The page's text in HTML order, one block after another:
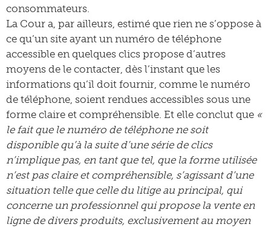
consommateurs.
La Cour a, par ailleurs, estimé que rien ne s’oppose à
ce qu’un site ayant un numéro de téléphone
accessible en quelques clics propose d’autres
moyens de le contacter, dès l’instant que les
informations qu’il doit fournir, comme le numéro
de téléphone, soient rendues accessibles sous une
forme claire et compréhensible. Et elle conclut que «
le fait que le numéro de téléphone ne soit
disponible qu’à la suite d’une série de clics
n’implique pas, en tant que tel, que la forme utilisée
n’est pas claire et compréhensible, s’agissant d’une
situation telle que celle du litige au principal, qui
concerne un professionnel qui propose la vente en
ligne de divers produits, exclusivement au moyen